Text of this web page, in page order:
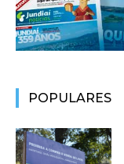
POPULARES